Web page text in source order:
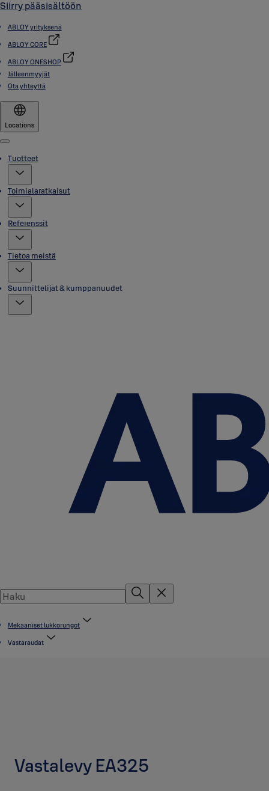
Siirry pääsisältöön
ABLOY yrityksenä
ABLOY CORE
ABLOY ONESHOP
Jälleenmyyjät
Ota yhteyttä
Locations
Menu
Tuotteet
Toimialaratkaisut
Referenssit
Tietoa meistä
Suunnittelijat & kumppanuudet
Mekaaniset lukkorungot
Vastaraudat
Vastalevy EA325